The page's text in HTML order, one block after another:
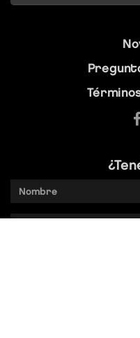
Nombre
Email